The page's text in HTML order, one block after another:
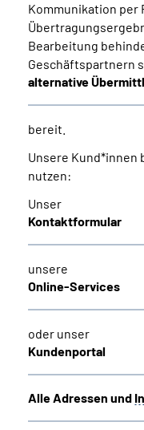
Kommunikation per
Bearbeitung
Geschäftspartnern
alternative
bereit.
Unsere Kund*innen
nutzen:
Unser
Kontaktformular
unsere
Online-Services
oder unser
Kundenportal
Alle Adressen und